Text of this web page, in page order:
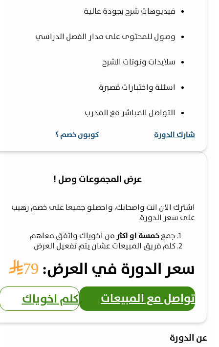
فيديوهات شرح بجودة عالية
وصول للمحتوى على مدار الفصل الدراسي
سلايدات ونوتات الشرح
اسئلة واختبارات قصيرة
التواصل المباشر مع المدرب
شارك الدورة كوبون خصم ؟
عرض المجموعات وصل !
اشترك الان انت واصحابك، واحصلو جميعا على خصم رهيب
على سعر الدورة.
خمسة او اكثرمن اخوياك واتفق معاهم
كلم فريق المبيعات عشان يتم تفعيل العرض
سعر الدورة في العرض:79⃁
تواصل مع المبيعات كلم اخوياك